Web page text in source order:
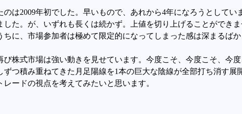
は2009年初でした。早いもので、あれから4年になろうとしてい
た。が、いずれも長くは続かず。上値を切り上げることができ
に、市場参加者は極めて限定的になってしまった感は深まるばか
び株式市場は強い動きを見せています。今度こそ、今度こそ、今
つ積み重ねてきた月足陽線を1本の巨大な陰線が全部打ち消す展
ードの視点を考えてみたいと思います。